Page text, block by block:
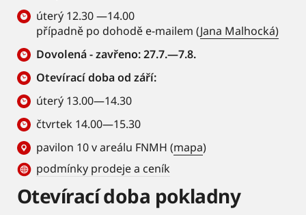
úterý 12.30 —14.00
případně po dohodě e-mailem (Jana Malhocká)
Dovolená - zavřeno: 27.7.—7.8.
Otevírací doba od září:
úterý 13.00—14.30
čtvrtek 14.00—15.30
pavilon 10 v areálu FNMH (mapa)
podmínky prodeje a ceník
Otevírací doba pokladny